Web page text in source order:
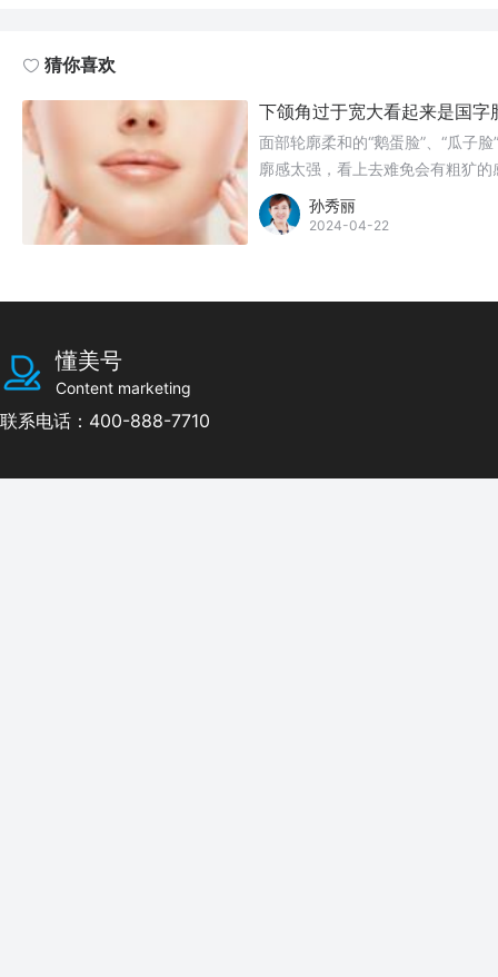
猜你喜欢
下颌角过于宽大看起来是国
面部轮廓柔和的“鹅蛋脸”、“瓜子
廓感太强，看上去难免会有粗犷
孙秀丽
2024-04-22
懂美号
Content marketing
联系电话：400-888-7710